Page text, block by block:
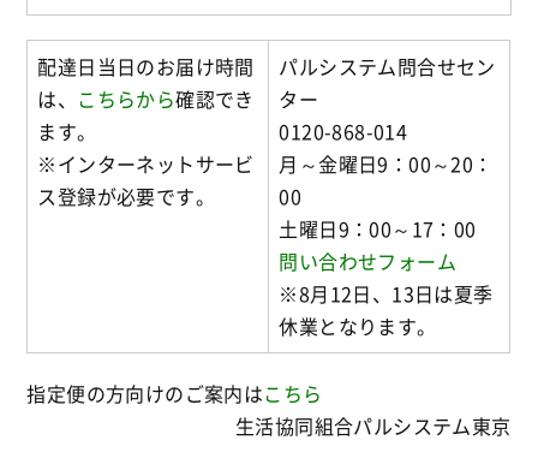
配達日当日のお届け時間
は、 こちらから確認でき
ます。
※インターネットサービ
ス登録が必要です。
パルシステム問合せセン
ター
0120-868-014
月～金曜日9：00～20：
00
土曜日9：00～17：00
問い合わせフォーム
※8月12日、13日は夏季
休業となります。
指定便の方向けのご案内はこちら
生活協同組合パルシステム東京